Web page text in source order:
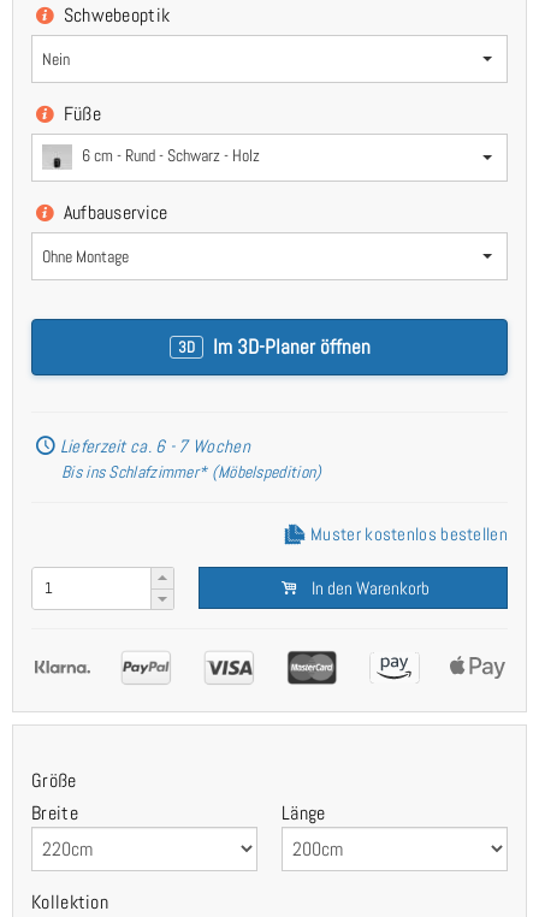
Schwebeoptik
Nein
Füße
6 cm - Rund - Schwarz - Holz
Aufbauservice
Ohne Montage
3D Im 3D-Planer öffnen
Lieferzeit ca. 6 - 7 Wochen
Bis ins Schlafzimmer* (Möbelspedition)
Muster kostenlos bestellen
In den Warenkorb
Größe
Breite
Länge
Kollektion